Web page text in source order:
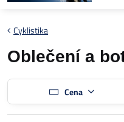
Cyklistika
Oblečení a
Cena